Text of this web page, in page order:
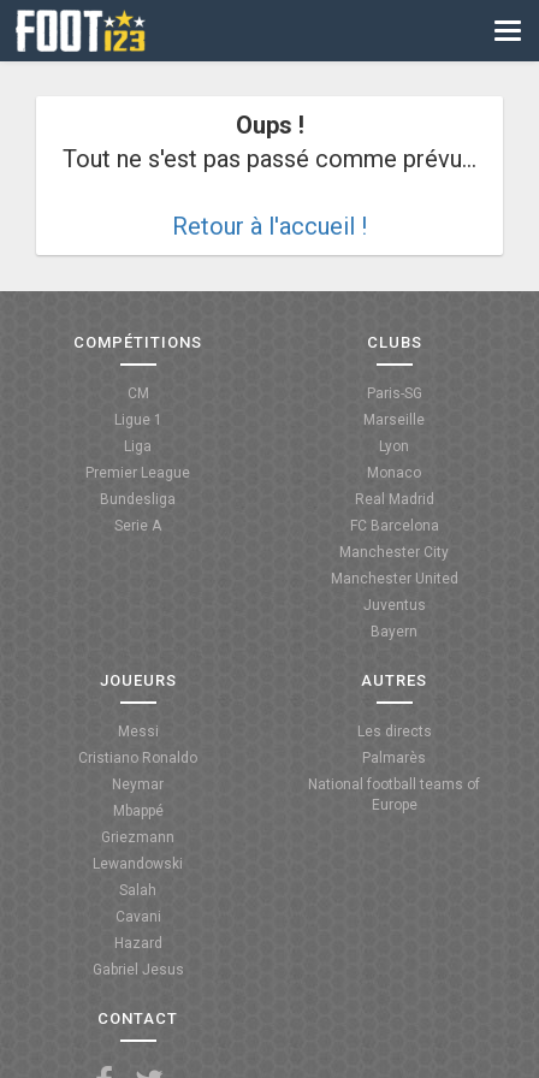
CM
COUPE DE FRANCE
COUPE DE LA LIGUE
Oups !
Tout ne s'est pas passé comme prévu...
Retour à l'accueil !
COMPÉTITIONS
CM
Ligue 1
Liga
Premier League
Bundesliga
Serie A
CLUBS
Paris-SG
Marseille
Lyon
Monaco
Real Madrid
FC Barcelona
Manchester City
Manchester United
Juventus
Bayern
JOUEURS
Messi
Cristiano Ronaldo
Neymar
Mbappé
Griezmann
Lewandowski
Salah
Cavani
Hazard
Gabriel Jesus
AUTRES
Les directs
Palmarès
National football teams of
Europe
CONTACT